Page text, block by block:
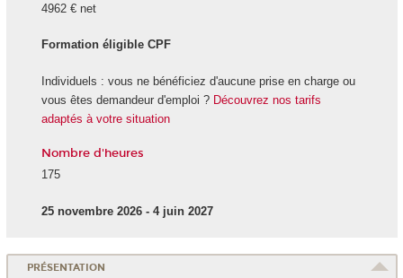
4962 € net
Formation éligible CPF
Individuels : vous ne bénéficiez d'aucune prise en charge ou
vous êtes demandeur d'emploi ? Découvrez nos tarifs
adaptés à votre situation
Nombre d'heures
175
25 novembre 2026 - 4 juin 2027
PRÉSENTATION